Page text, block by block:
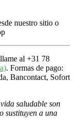
nuestro sitio o
al +31 78
. Formas de pago:
Bancontact, Sofort
saludable son
sustituyen a una